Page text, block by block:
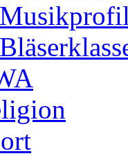
Musikprofil